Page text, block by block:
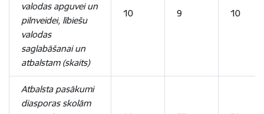
valodas apguvei un
pilnveidei, lībiešu
valodas
saglabāšanai un
atbalstam (skaits)
10 9 10
Atbalsta pasākumi
diasporas skolām